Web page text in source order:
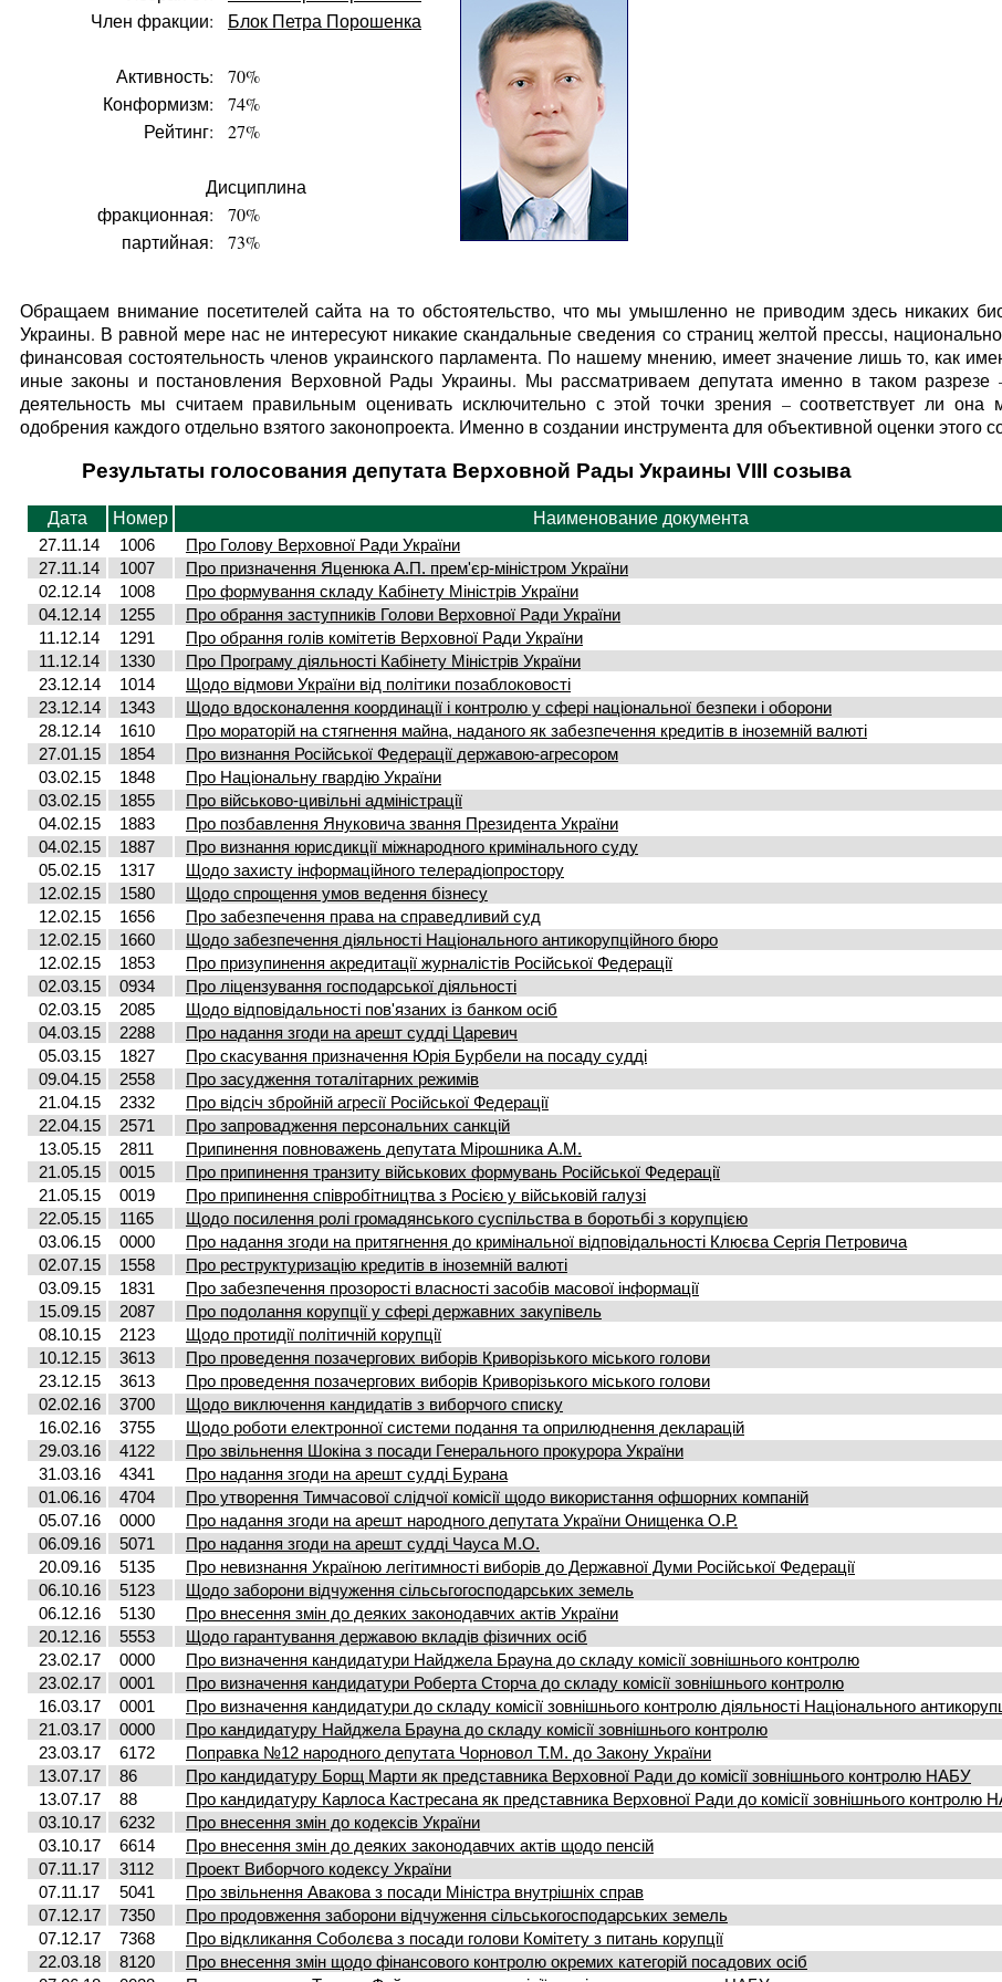
Член фракции:
Блок Петра Порошенка
Активность:
70%
Конформизм:
74%
Рейтинг:
27%
Дисциплина
фракционная:
70%
партийная:
73%
Обращаем внимание посетителей сайта на то обстоятельство, что мы умышленно не приводим здесь никаких
Украины. В равной мере нас не интересуют никакие скандальные сведения со страниц желтой прессы,
финансовая состоятельность членов украинского парламента. По нашему мнению, имеет значение лишь то, как
иные законы и постановления Верховной Рады Украины. Мы рассматриваем депутата именно в таком
деятельность мы считаем правильным оценивать исключительно с этой точки зрения – соответствует ли она
одобрения каждого отдельно взятого законопроекта. Именно в создании инструмента для объективной оценки этого
Результаты голосования депутата Верховной Рады Украины VIII созыва
Дата Номер Наименование документа
27.11.14
1006 Про Голову Верховної Ради України
27.11.14
1007 Про призначення Яценюка А.П. прем'єр-міністром України
02.12.14
1008 Про формування складу Кабінету Міністрів України
04.12.14
1255 Про обрання заступників Голови Верховної Ради України
11.12.14
1291 Про обрання голів комітетів Верховної Ради України
11.12.14
1330 Про Програму діяльності Кабінету Міністрів України
23.12.14
1014 Щодо відмови України від політики позаблоковості
23.12.14
1343 Щодо вдосконалення координації і контролю у сфері національної безпеки і оборони
28.12.14
1610 Про мораторій на стягнення майна, наданого як забезпечення кредитів в іноземній валюті
27.01.15
1854 Про визнання Російської Федерації державою-агресором
03.02.15
1848 Про Національну гвардію України
03.02.15
1855 Про військово-цивільні адміністрації
04.02.15
1883 Про позбавлення Януковича звання Президента України
04.02.15
1887 Про визнання юрисдикції міжнародного кримінального суду
05.02.15
1317 Щодо захисту інформаційного телерадіопростору
12.02.15
1580 Щодо спрощення умов ведення бізнесу
12.02.15
1656 Про забезпечення права на справедливий суд
12.02.15
1660 Щодо забезпечення діяльності Національного антикорупційного бюро
12.02.15
1853 Про призупинення акредитації журналістів Російської Федерації
02.03.15
0934 Про ліцензування господарської діяльності
02.03.15
2085 Щодо відповідальності пов'язаних із банком осіб
04.03.15
2288 Про надання згоди на арешт судді Царевич
05.03.15
1827 Про скасування призначення Юрія Бурбели на посаду судді
09.04.15
2558 Про засудження тоталітарних режимів
21.04.15
2332 Про відсіч збройній агресії Російської Федерації
22.04.15
2571 Про запровадження персональних санкцій
13.05.15
2811 Припинення повноважень депутата Мірошника А.М.
21.05.15
0015 Про припинення транзиту військових формувань Російської Федерації
21.05.15
0019 Про припинення співробітництва з Росією у військовій галузі
22.05.15
1165 Щодо посилення ролі громадянського суспільства в боротьбі з корупцією
03.06.15
0000 Про надання згоди на притягнення до кримінальної відповідальності Клюєва Сергія Петровича
02.07.15
1558 Про реструктуризацію кредитів в іноземній валюті
03.09.15
1831 Про забезпечення прозорості власності засобів масової інформації
15.09.15
2087 Про подолання корупції у сфері державних закупівель
08.10.15
2123 Щодо протидії політичній корупції
10.12.15
3613 Про проведення позачергових виборів Криворізького міського голови
23.12.15
3613 Про проведення позачергових виборів Криворізького міського голови
02.02.16
3700 Щодо виключення кандидатів з виборчого списку
16.02.16
3755 Щодо роботи електронної системи подання та оприлюднення декларацій
29.03.16
4122 Про звільнення Шокіна з посади Генерального прокурора України
31.03.16
4341 Про надання згоди на арешт судді Бурана
01.06.16
4704 Про утворення Тимчасової слідчої комісії щодо використання офшорних компаній
05.07.16
0000 Про надання згоди на арешт народного депутата України Онищенка О.Р.
06.09.16
5071 Про надання згоди на арешт судді Чауса М.О.
20.09.16
5135 Про невизнання Україною легітимності виборів до Державної Думи Російської Федерації
06.10.16
5123 Щодо заборони відчуження сільсьгогосподарських земель
06.12.16
5130 Про внесення змін до деяких законодавчих актів України
20.12.16
5553 Щодо гарантування державою вкладів фізичних осіб
23.02.17
0000 Про визначення кандидатури Найджела Брауна до складу комісії зовнішнього контролю
23.02.17
0001 Про визначення кандидатури Роберта Сторча до складу комісії зовнішнього контролю
16.03.17
0001 Про визначення кандидатури до складу комісії зовнішнього контролю діяльності Національного
21.03.17
0000 Про кандидатуру Найджела Брауна до складу комісії зовнішнього контролю
23.03.17
6172 Поправка №12 народного депутата Чорновол Т.М. до Закону України
13.07.17
86 Про кандидатуру Борщ Марти як представника Верховної Ради до комісії зовнішнього контролю НАБУ
13.07.17
88 Про кандидатуру Карлоса Кастресана як представника Верховної Ради до комісії зовнішнього контролю
03.10.17
6232 Про внесення змін до кодексів України
03.10.17
6614 Про внесення змін до деяких законодавчих актів щодо пенсій
07.11.17
3112 Проект Виборчого кодексу України
07.11.17
5041 Про звільнення Авакова з посади Міністра внутрішніх справ
07.12.17
7350 Про продовження заборони відчуження сільськогосподарських земель
07.12.17
7368 Про відкликання Соболєва з посади голови Комітету з питань корупції
22.03.18
8120 Про внесення змін щодо фінансового контролю окремих категорій посадових осіб